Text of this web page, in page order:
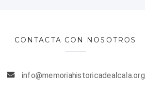
CONTACTA CON NOSOTROS
info@memoriahistoricadealcala.org